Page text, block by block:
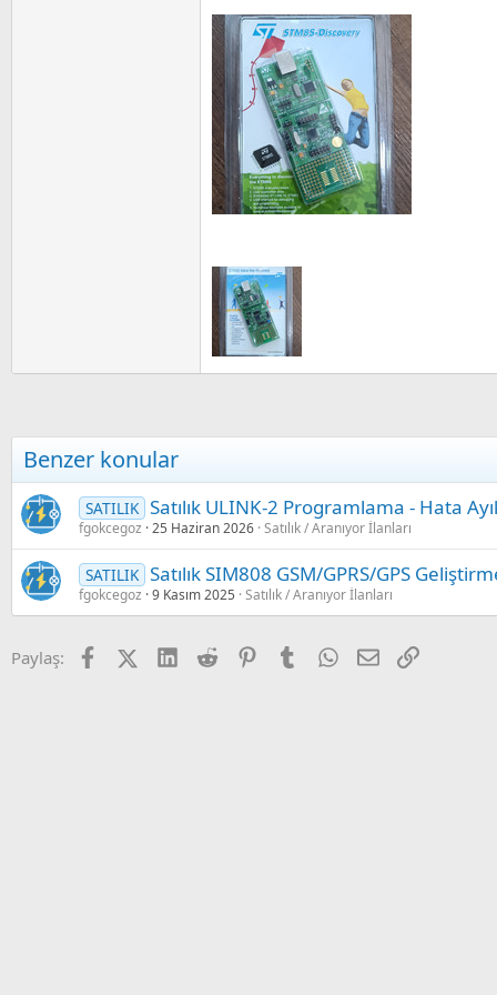
Benzer konular
SATILIK Satılık ULINK-2 Programlama - Hata
fgokcegoz 25 Haziran 2026 Satılık / Aranıyor İlanları
SATILIK Satılık SIM808 GSM/GPRS/GPS
fgokcegoz 9 Kasım 2025 Satılık / Aranıyor İlanları
Paylaş: FacebookX (Twitter)
LinkedInReddit PinterestTumblrWhatsApp
E-postaLink